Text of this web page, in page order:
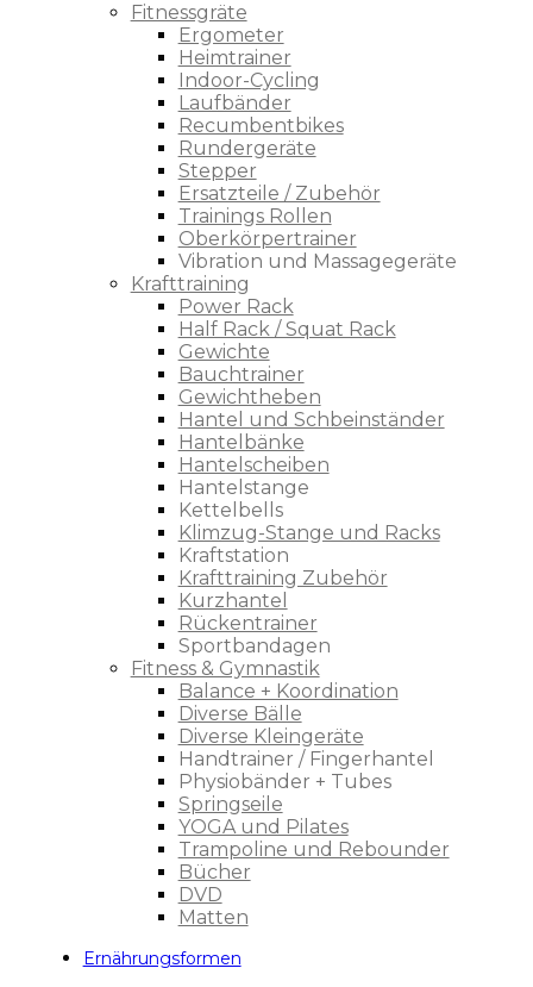
Fitnessgräte
Ergometer
Heimtrainer
Indoor-Cycling
Laufbänder
Recumbentbikes
Rundergeräte
Stepper
Ersatzteile / Zubehör
Trainings Rollen
Oberkörpertrainer
Vibration und Massagegeräte
Krafttraining
Power Rack
Half Rack / Squat Rack
Gewichte
Bauchtrainer
Gewichtheben
Hantel und Schbeinständer
Hantelbänke
Hantelscheiben
Hantelstange
Kettelbells
Klimzug-Stange und Racks
Kraftstation
Krafttraining Zubehör
Kurzhantel
Rückentrainer
Sportbandagen
Fitness & Gymnastik
Balance + Koordination
Diverse Bälle
Diverse Kleingeräte
Handtrainer / Fingerhantel
Physiobänder + Tubes
Springseile
YOGA und Pilates
Trampoline und Rebounder
Bücher
DVD
Matten
Ernährungsformen